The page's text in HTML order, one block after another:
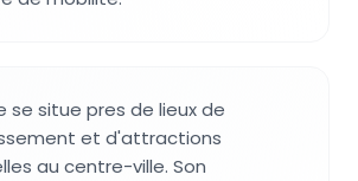
se situe pres de lieux de
et d'attractions
au centre-ville. Son